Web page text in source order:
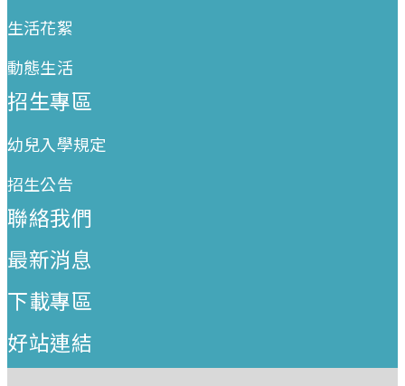
生活花絮
動態生活
招生專區
幼兒入學規定
招生公告
聯絡我們
最新消息
下載專區
好站連結